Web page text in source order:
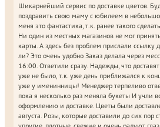
Шикарнейший сервис по доставке цветов.
поздравить свою маму с юбилеем в
меня это фантастика, т.к. ранее такого
Ни один из местных магазинов не мог
карты. А здесь без проблем прислали ссылку
ли? Это очень удобно Заказ делала через
16:00. Ответили сразу. Надежды, что
уже не было, т.к. уже день приближался к
уже у именинницы! Менеджер терпеливо
пока я несколько раз меняла букеты И учли
оформлению и доставке. Цветы были
августа. Розы, которые доставили до сих пор